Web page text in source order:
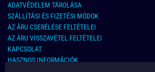
ADATVÉDELEM TÁROLÁSA
SZÁLLÍTÁSI ÉS FIZETÉSI MÓDOK
AZ ÁRU CSERÉLÉSE FELTÉTELEI
AZ ÁRU VISSZAVÉTEL FELTÉTELEI
KAPCSOLAT
HASZNOS INFORMÁCIÓK